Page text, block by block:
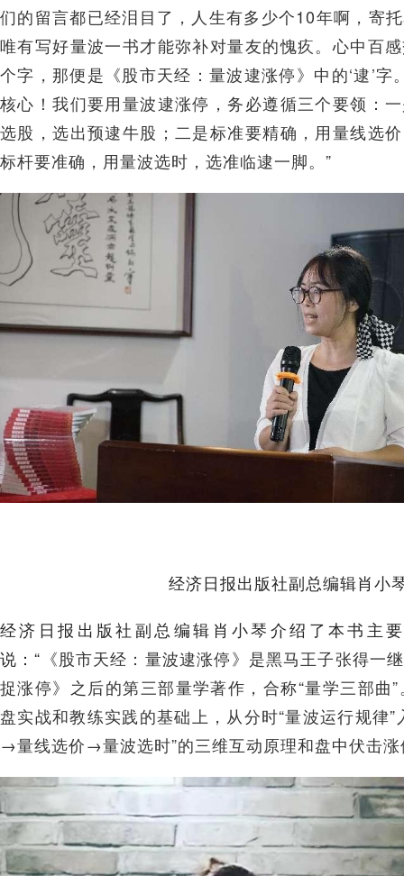
们的留言都已经泪目了，人生有多少个10年啊，寄
唯有写好量波一书才能弥补对量友的愧疚。心中百
个字，那便是《股市天经：量波逮涨停》中的‘逮’字
核心！我们要用量波逮涨停，务必遵循三个要领：
选股，选出预逮牛股；二是标准要精确，用量线选
标杆要准确，用量波选时，选准临逮一脚。”
经济日报出版社副总编辑肖小
经济日报出版社副总编辑肖小琴介绍了本书主
说：“ 《股市天经：量波逮涨停》是黑马王子张得一
捉涨停》之后的第三部量学著作，合称“量学三部曲
盘实战和教练实践的基础上，从分时“量波运行规律
→量线选价→量波选时”的三维互动原理和盘中伏击涨